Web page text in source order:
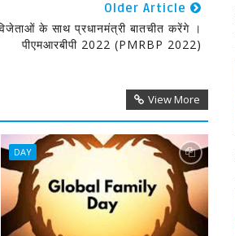
Older Article
के साथ प्रधानमंत्री बातचीत करेंगे ।
पीएमआरबीपी 2022 (PMRBP 2022)
View More
DAY